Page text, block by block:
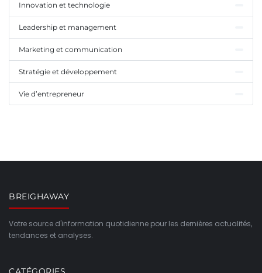
Innovation et technologie
Leadership et management
Marketing et communication
Stratégie et développement
Vie d’entrepreneur
BREIGHAWAY
Votre source d'information quotidienne pour les dernières actualités,
tendances et analyses.